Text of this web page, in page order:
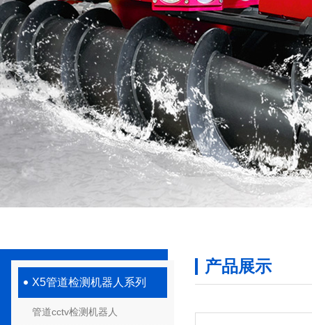
X5管道检测机器人系列
管道cctv检测机器人
产品展示